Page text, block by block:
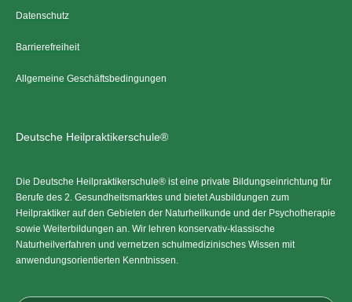
Datenschutz
Barrierefreiheit
Allgemeine Geschäftsbedingungen
Deutsche Heilpraktikerschule®
Die Deutsche Heilpraktikerschule® ist eine private Bildungseinrichtung für
Berufe des 2. Gesundheitsmarktes und bietet Ausbildungen zum
Heilpraktiker auf den Gebieten der Naturheilkunde und der Psychotherapie
sowie Weiterbildungen an. Wir lehren konservativ-klassische
Naturheilverfahren und vernetzen schulmedizinisches Wissen mit
anwendungsorientierten Kenntnissen.